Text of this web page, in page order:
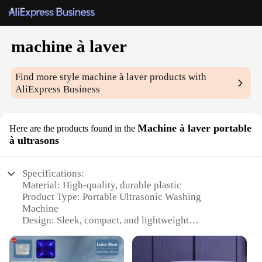
machine à laver
Find more stylemachine à laver products with
AliExpress Business
Here are the products found in the Machine à laver portable
à ultrasons
Specifications:
Material: High-quality, durable plastic
Product Type: Portable Ultrasonic Washing
Machine
Design: Sleek, compact, and lightweight
Performance: Efficient ultrasonic cleaning
technology